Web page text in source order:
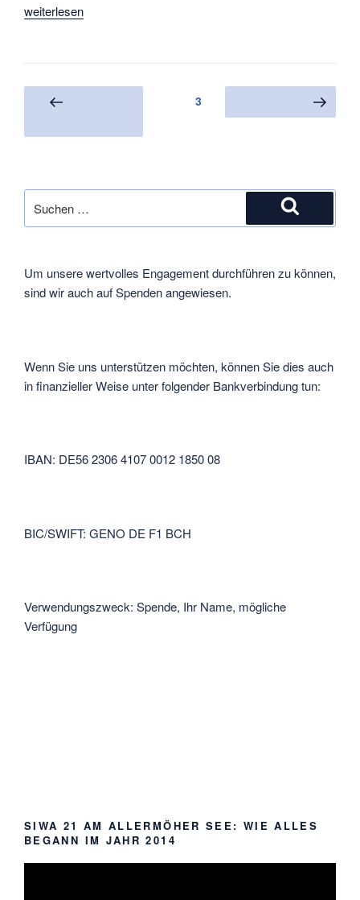
„Wir
2011
so
weiterlesen
Seitennummerierung
Beiträge
Vorherige
Seite3 Nächste Seite
nach:
Suchen
Um unsere wertvolles Engagement durchführen zu können,
sind wir auch auf Spenden angewiesen.
Wenn Sie uns unterstützen möchten, können Sie dies auch
in finanzieller Weise unter folgender Bankverbindung tun:
IBAN: DE56 2306 4107 0012 1850 08
BIC/SWIFT: GENO DE F1 BCH
Verwendungszweck: Spende, Ihr Name, mögliche
Verfügung
SIWA 21 AM ALLERMÖHER SEE: WIE ALLES
BEGANN IM JAHR 2014